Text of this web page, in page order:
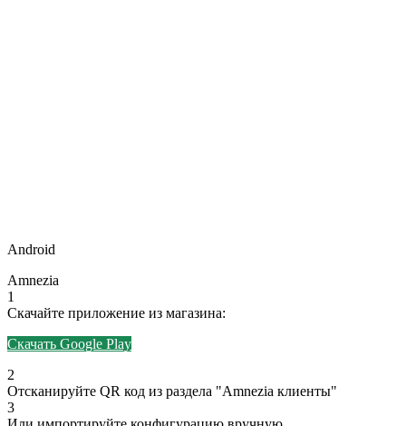
Android
Amnezia
1
Скачайте приложение из магазина:
Скачать Google Play
2
Отсканируйте QR код из раздела "Amnezia клиенты"
3